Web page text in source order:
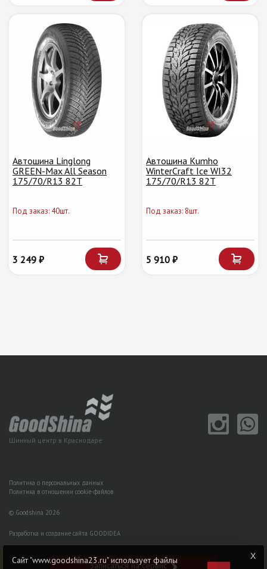
Автошина Linglong
GREEN-Max All Season
175/70/R13 82T
Под заказ: 40шт.
3 249 ₽
Автошина Kumho
WinterCraft Ice WI32
175/70/R13 82T
Под заказ: 8шт.
5 910 ₽
Шинный центр в Краснодаре
Политика о персональных данных
Политика в отношении cookie-файлов
© Goodshina 2026
Разработка и создание сайта GOODIDEA
Записаться на сервис
Сайт "www.goodshina23.ru" использует файлы